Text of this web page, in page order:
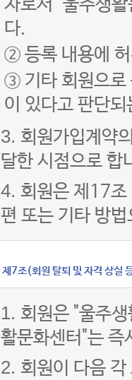
자로서 "울주생
다.
② 등록 내용에
③ 기타 회원으로
이 있다고 판단되
3. 회원가입계약
달한 시점으로 합
4. 회원은 제17조
편 또는 기타 방
제7조(회원 탈퇴 및 자격 상실
1. 회원은 "울주
활문화센터"는 즉
2. 회원이 다음